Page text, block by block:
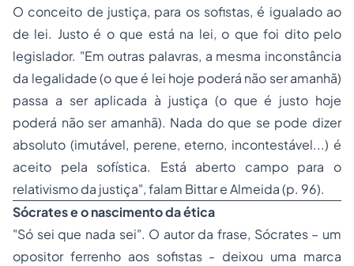
O conceito de justiça, para os sofistas, é igualado ao
de lei. Justo é o que está na lei, o que foi dito pelo
legislador. "Em outras palavras, a mesma inconstância
da legalidade (o que é lei hoje poderá não ser amanhã)
passa a ser aplicada à justiça (o que é justo hoje
poderá não ser amanhã). Nada do que se pode dizer
absoluto (imutável, perene, eterno, incontestável...) é
aceito pela sofística. Está aberto campo para o
relativismo da justiça", falam Bittar e Almeida (p. 96).
Sócrates e o nascimento da ética
"Só sei que nada sei". O autor da frase, Sócrates – um
opositor ferrenho aos sofistas - deixou uma marca